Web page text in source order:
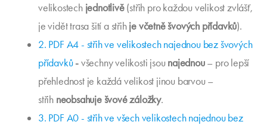
velikostech jednotlivě(střih pro každou velikost zvlášť,
je vidět trasa šití a střihje včetně švových přídavků).
2. PDF A4 - střih ve velikostech najednou bez švových
přídavků-všechny velikosti jsou najednou– pro lepší
přehlednost je každá velikost jinou barvou –
střih neobsahuje švové záložky.
3. PDF A0 - střih ve všech velikostech najednou bez